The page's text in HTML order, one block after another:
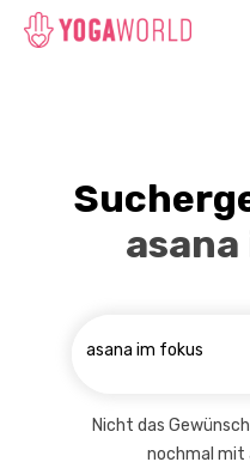
Nicht das
nochmal mit